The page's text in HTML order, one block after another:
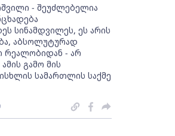
- შეუძლებელია
სინამდვილეს, ეს არის
აბსოლუტურად
რეალობიდან - არ
გამო მის
სამართლის საქმე